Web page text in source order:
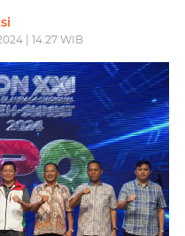
| 14.27 WIB